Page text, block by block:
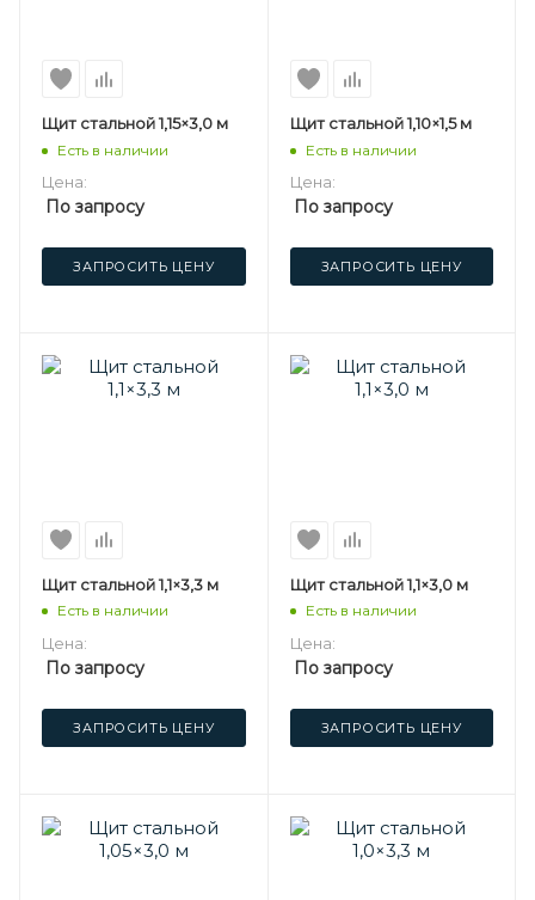
Щит стальной 1,15×3,0 м
Есть в наличии
Цена:
По запросу
ЗАПРОСИТЬ ЦЕНУ
Щит стальной 1,10×1,5 м
Есть в наличии
Цена:
По запросу
ЗАПРОСИТЬ ЦЕНУ
Щит стальной 1,1×3,3 м
Есть в наличии
Цена:
По запросу
ЗАПРОСИТЬ ЦЕНУ
Щит стальной 1,1×3,0 м
Есть в наличии
Цена:
По запросу
ЗАПРОСИТЬ ЦЕНУ